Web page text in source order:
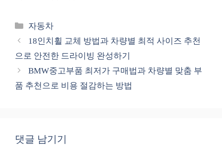
카
테
리
자동차
18인치휠 교체 방법과 차량별 최적 사이즈 추천
으로 안전한 드라이빙 완성하기
BMW중고부품 최저가 구매법과 차량별 맞춤 부
품 추천으로 비용 절감하는 방법
댓글 남기기